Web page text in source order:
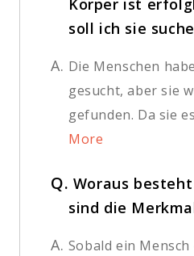
Körper ist
soll ich sie
A. Die Menschen
gesucht, aber sie
gefunden. Da sie
More
Q. Woraus
sind die
A. Sobald ein